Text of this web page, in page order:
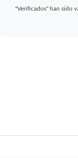
"Verificados" han sido